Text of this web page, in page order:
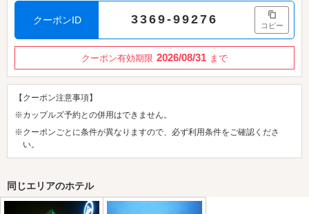
クーポンID 3369-99276 コピー
クーポン有効期限 2026/08/31 まで
【クーポン注意事項】
※カップルズ予約との併用はできません。
※クーポンごとに条件が異なりますので、必ず利用条件をご確認くださ
い。
同じエリアのホテル